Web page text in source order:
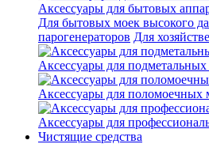
Аксессуары для бытовых
Для бытовых моек высокого
парогенераторов Для
Аксессуары для
Аксессуары для поломоечных
Аксессуары для
Чистящие средства